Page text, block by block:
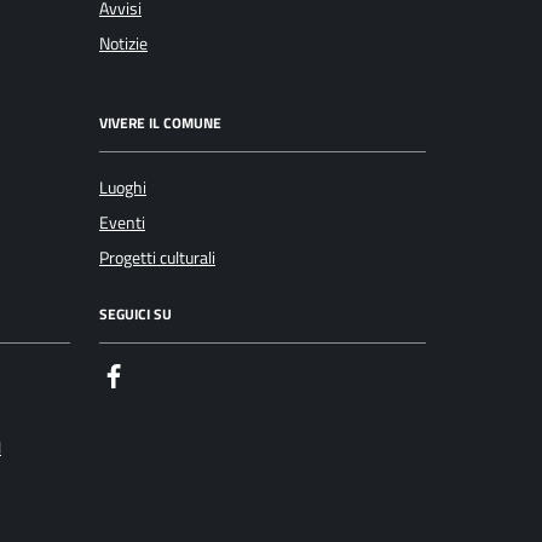
Avvisi
Notizie
VIVERE IL COMUNE
Luoghi
Eventi
Progetti culturali
SEGUICI SU